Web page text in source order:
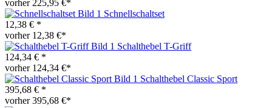
vorher 225,95 €*
Schnellschaltset
12,38 € *
vorher 12,38 €*
Schalthebel T-Griff
124,34 € *
vorher 124,34 €*
Schalthebel Classic Sport
395,68 € *
vorher 395,68 €*